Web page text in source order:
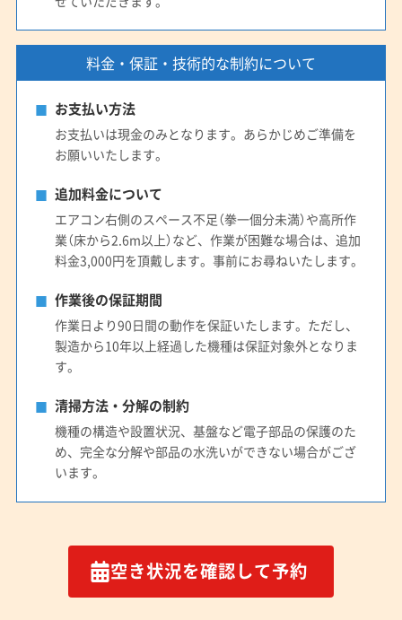
料金・保証・技術的な制約について
お支払い方法
お支払いは現金のみとなります。あらかじめご準備を
お願いいたします。
追加料金について
エアコン右側のスペース不足（拳一個分未満）や高所作
業（床から2.6m以上）など、作業が困難な場合は、追加
料金3,000円を頂戴します。事前にお尋ねいたします。
作業後の保証期間
作業日より90日間の動作を保証いたします。ただし、
製造から10年以上経過した機種は保証対象外となりま
す。
清掃方法・分解の制約
機種の構造や設置状況、基盤など電子部品の保護のた
め、完全な分解や部品の水洗いができない場合がござ
います。
空き状況を確認して予約